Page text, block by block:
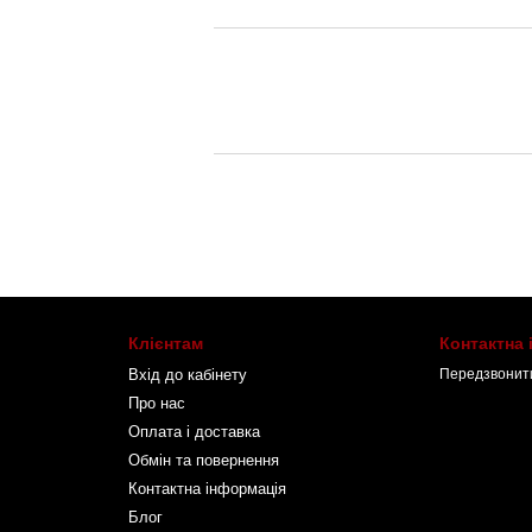
Клієнтам
Вхід до кабінету
Про нас
Оплата і доставка
Обмін та повернення
Контактна інформація
Блог
Контактна